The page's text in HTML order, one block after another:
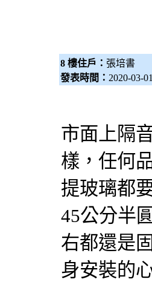
8 樓住戶： 張培書
發表時間： 2020-03-01
市面上隔
樣，任何
提玻璃都
45公分半
右都還是
身安裝的